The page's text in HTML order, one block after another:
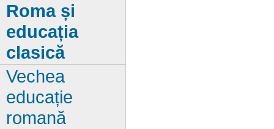
Roma și
educația
clasică
Vechea
educație
romană